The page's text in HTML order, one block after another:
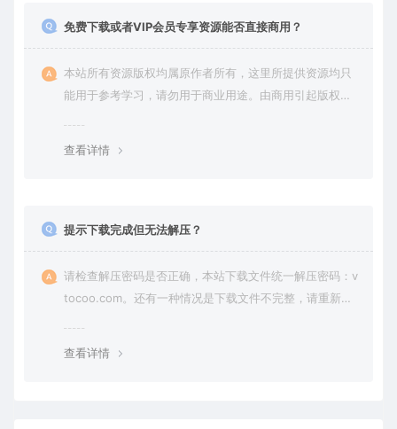
免费下载或者VIP会员专享资源能否直接商用？
本站所有资源版权均属原作者所有，这里所提供资源均只
能用于参考学习，请勿用于商业用途。由商用引起版权纠
查看详情
提示下载完成但无法解压？
请检查解压密码是否正确，本站下载文件统一解压密码：v
tocoo.com。还有一种情况是下载文件不完整，请重新下
查看详情